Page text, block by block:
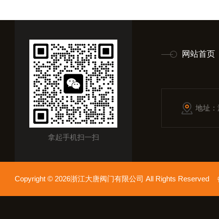
拿起手机扫一扫
网站首页
地址
Copyright © 2026浙江大唐阀门有限公司 All Rights Reserved